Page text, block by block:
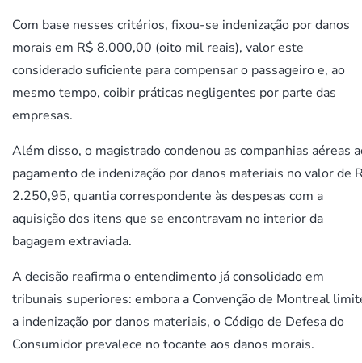
Com base nesses critérios, fixou-se indenização por danos
morais em R$ 8.000,00 (oito mil reais), valor este
considerado suficiente para compensar o passageiro e, ao
mesmo tempo, coibir práticas negligentes por parte das
empresas.
Além disso, o magistrado condenou as companhias aéreas
pagamento de indenização por danos materiais no valor de
2.250,95, quantia correspondente às despesas com a
aquisição dos itens que se encontravam no interior da
bagagem extraviada.
A decisão reafirma o entendimento já consolidado em
tribunais superiores: embora a Convenção de Montreal
a indenização por danos materiais, o Código de Defesa do
Consumidor prevalece no tocante aos danos morais.